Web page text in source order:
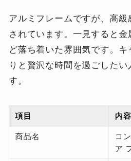
アルミフレームですが、高
されています。一見すると金
ど落ち着いた雰囲気です。キ
りと贅沢な時間を過ごした
す。
項目 内容
商品名
コ
ア